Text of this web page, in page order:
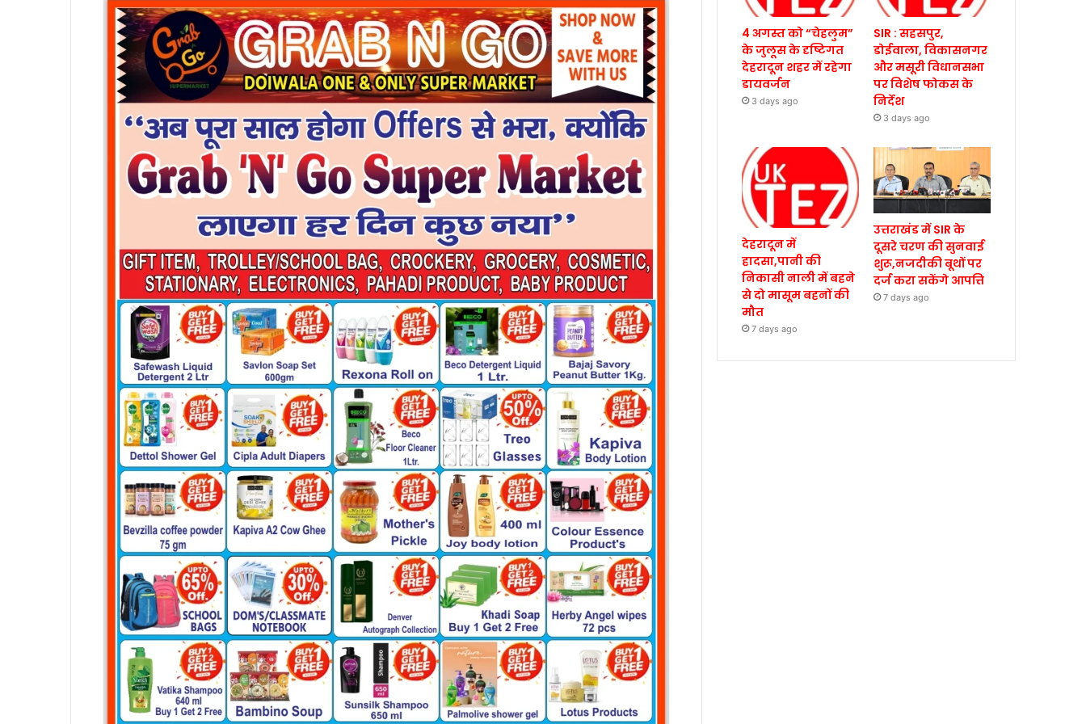
4 अगस्त को “चेहलुम”
के जुलूस के दृष्टिगत
देहरादून शहर में रहेगा
डायवर्जन
3 days ago
SIR : सहसपुर,
डोईवाला, विकासनगर
और मसूरी विधानसभा
पर विशेष फोकस के
निर्देश
3 days ago
देहरादून में
हादसा,पानी की
निकासी नाली में बहने
से दो मासूम बहनों की
मौत
7 days ago
उत्तराखंड में SIR के
दूसरे चरण की सुनवाई
शुरू,नजदीकी बूथों पर
दर्ज करा सकेंगे आपत्ति
7 days ago